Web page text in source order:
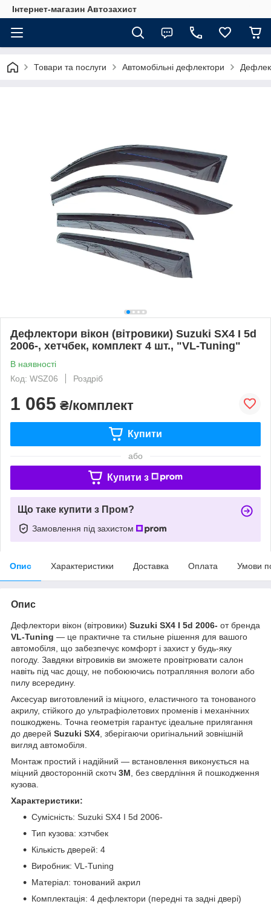
Інтернет-магазин Автозахист
Товари та послуги Автомобільні дефлектори
Дефлектори вікон (вітровики) Suzuki SX4 I 5d
2006-, хетчбек, комплект 4 шт., "VL-Tuning"
В наявності
Код: WSZ06
Роздріб
1 065 ₴/комплект
Купити
або
Купити з
Що таке купити з Пром?
Замовлення під захистом
Опис Характеристики Доставка Оплата Умови
Опис
Дефлектори вікон (вітровики) Suzuki SX4 I 5d 2006- от бренда
VL-Tuning — це практичне та стильне рішення для вашого
автомобіля, що забезпечує комфорт і захист у будь-яку
погоду. Завдяки вітровиків ви зможете провітрювати салон
навіть під час дощу, не побоюючись потрапляння вологи або
пилу всередину.
Аксесуар виготовлений із міцного, еластичного та тонованого
акрилу, стійкого до ультрафіолетових променів і механічних
пошкоджень. Точна геометрія гарантує ідеальне прилягання
до дверей Suzuki SX4 , зберігаючи оригінальний зовнішній
вигляд автомобіля.
Монтаж простий і надійний — встановлення виконується на
міцний двосторонній скотч 3M , без свердління й пошкодження
кузова.
Характеристики:
Сумісність: Suzuki SX4 I 5d 2006-
Тип кузова: хэтчбек
Кількість дверей: 4
Виробник: VL-Tuning
Матеріал: тонований акрил
Комплектація: 4 дефлектори (передні та задні двері)